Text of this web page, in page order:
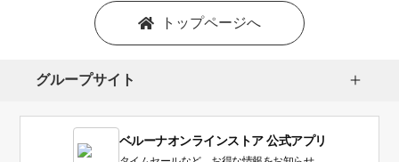
トップページへ
グループサイト
ベルーナオンラインストア 公式アプリ